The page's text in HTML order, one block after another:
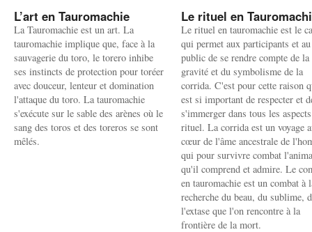
L’art en Tauromachie
La Tauromachie est un art. La
tauromachie implique que, face à la
sauvagerie du toro, le torero inhibe
ses instincts de protection pour toréer
avec douceur, lenteur et domination
l'attaque du toro. La tauromachie
s'exécute sur le sable des arènes où le
sang des toros et des toreros se sont
mêlés.
Le rituel en
Le rituel en tauromachie est le
qui permet aux participants et au
public de se rendre compte de la
gravité et du symbolisme de la
corrida. C'est pour cette raison
est si important de respecter et
s'immerger dans tous les
rituel. La corrida est un voyage
cœur de l'âme ancestrale de
qui pour survivre combat
qu'il comprend et admire. Le
en tauromachie est un combat à
recherche du beau, du sublime,
l'extase que l'on rencontre à la
frontière de la mort.